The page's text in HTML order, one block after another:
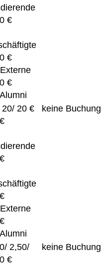
€
€
€
20/ 20 €
keine Buchung
2,50/
€
keine Buchung